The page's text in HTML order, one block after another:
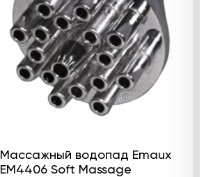
Массажный водопад Emaux
EM4406 Soft Massage